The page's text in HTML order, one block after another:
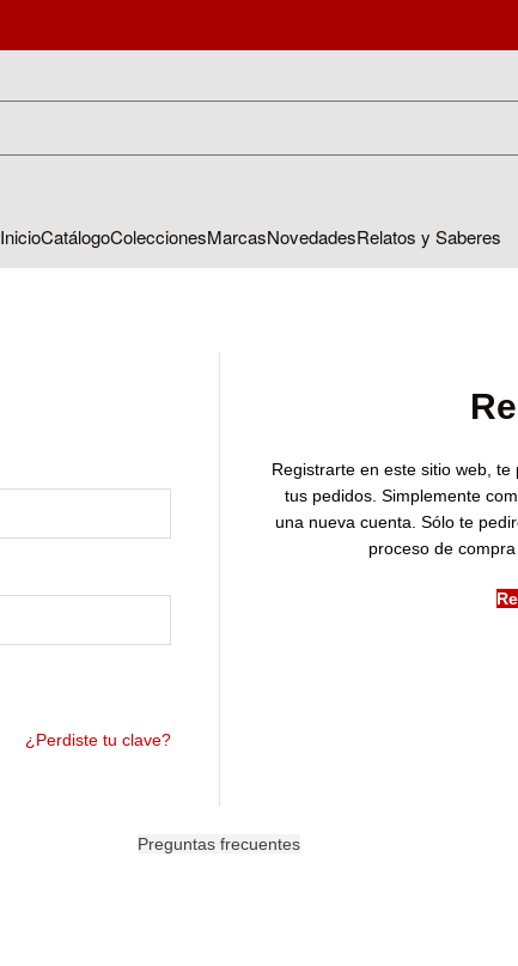
InicioCatálogoColeccionesMarcasNovedadesRelatos y Saberes
¿Perdiste tu clave?
Registrarte en este sitio web,
tus pedidos. Simplemente
una nueva cuenta. Sólo te
proceso de
Preguntas frecuentes